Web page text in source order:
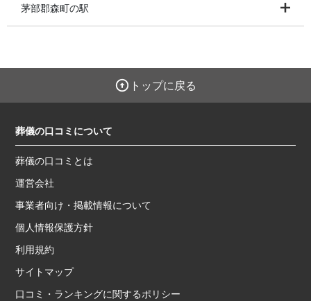
茅部郡森町の駅
トップに戻る
葬儀の口コミについて
葬儀の口コミとは
運営会社
事業者向け・掲載情報について
個人情報保護方針
利用規約
サイトマップ
口コミ・ランキングに関するポリシー